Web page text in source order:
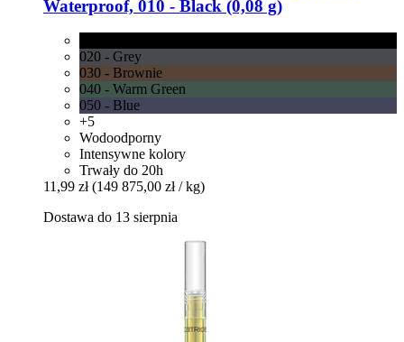
Waterproof, 010 -​ Black (0,08 g)
020 - Grey
030 - Brownie
040 - Warm Green
050 - Blue
+5
Wodoodporny
Intensywne kolory
Trwały do 20h
11,99 zł (149 875,00 zł / kg)
Dostawa do 13 sierpnia